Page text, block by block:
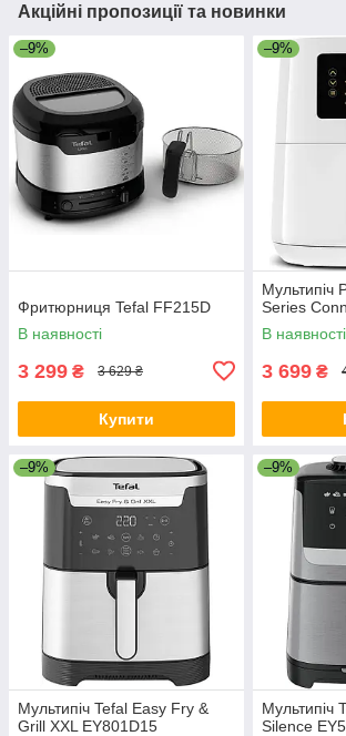
Акційні пропозиції та новинки
–9%
Фритюрниця Tefal FF215D
В наявності
3 299 ₴ 3 629 ₴
Купити
–9%
Мультипіч
Series
В наявності
3 699 ₴
–9%
Мультипіч Tefal Easy Fry &
Grill XXL EY801D15
–9%
Мультипіч
Silence